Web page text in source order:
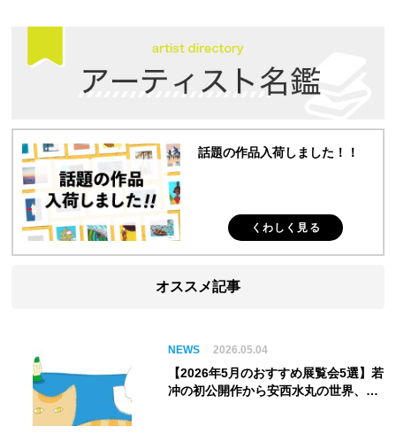
話題の作品入荷しました！！
くわしく見る
オススメ記事
NEWS 2026.05.04
【2026年5月のおすすめ展覧会5選】若
冲の初公開作から安西水丸の世界、そ